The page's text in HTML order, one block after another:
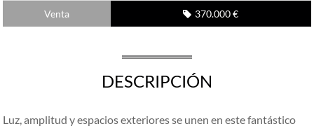
Venta 370.000 €
DESCRIPCIÓN
Luz, amplitud y espacios exteriores se unen en este fantástico